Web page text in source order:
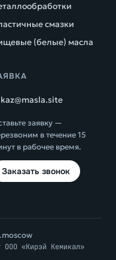
смазки
(белые) масла
заявку —
в течение 15
в рабочее время.
Заказать звонок
ООО «Кирэй Кемикал»